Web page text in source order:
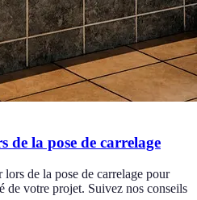
de la pose de carrelage
de la pose de carrelage pour
de votre projet. Suivez nos conseils